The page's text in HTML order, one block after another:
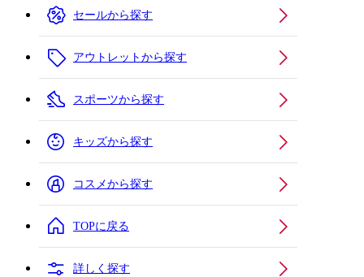
セールから探す
アウトレットから探す
スポーツから探す
キッズから探す
コスメから探す
TOPに戻る
詳しく探す